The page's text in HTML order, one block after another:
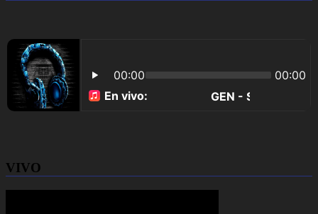
VIVO